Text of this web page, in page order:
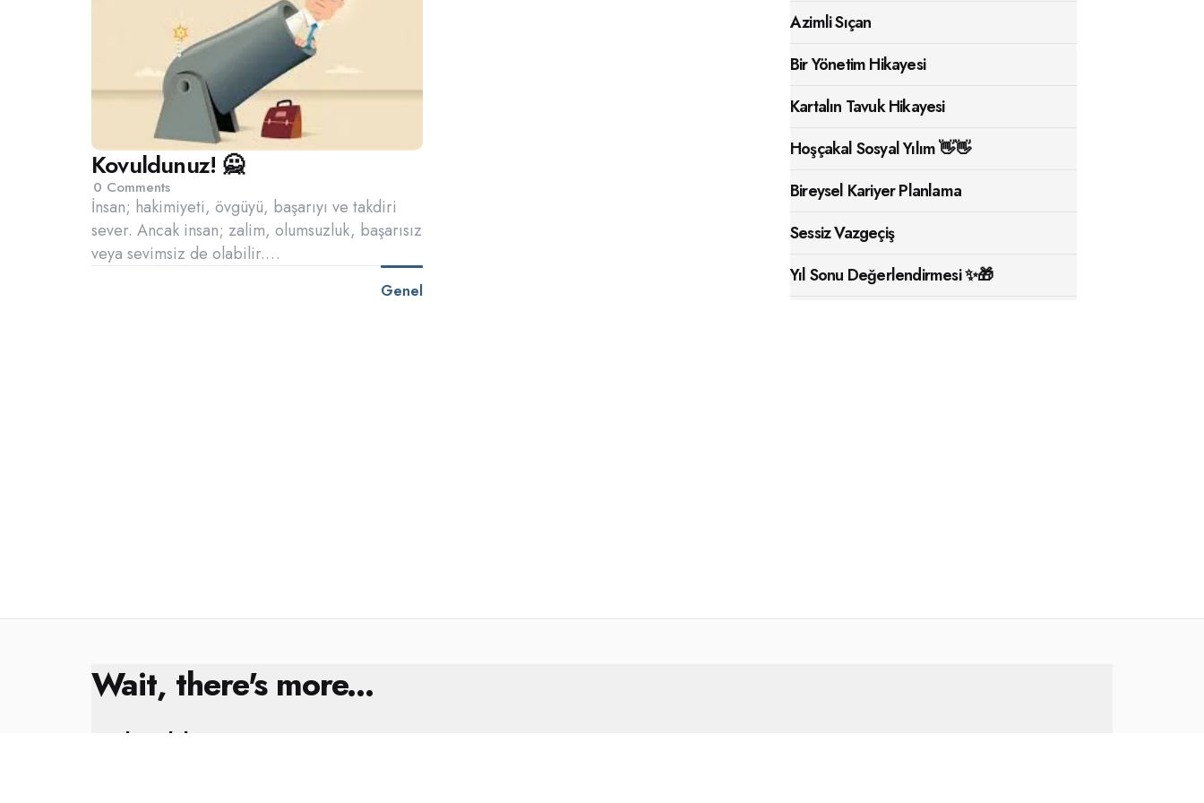
Kovuldunuz! 🙅
0 Comments
İnsan; hakimiyeti, övgüyü, başarıyı ve takdiri
sever. Ancak insan; zalim, olumsuzluk, başarısız
veya sevimsiz de olabilir.…
Genel
Azimli Sıçan
Bir Yönetim Hikayesi
Kartalın Tavuk Hikayesi
Hoşçakal Sosyal Yılım 👋👋
Bireysel Kariyer Planlama
Sessiz Vazgeçiş
Yıl Sonu Değerlendirmesi ✨🎁
Wait, there's more...
Kral Çıplak